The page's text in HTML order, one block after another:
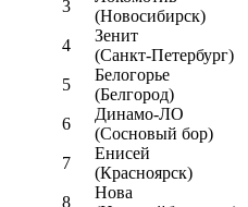
3
(Новосибирск)
4
Зенит
(Санкт-Петербург)
5
Белогорье
(Белгород)
6
Динамо-ЛО
(Сосновый бор)
7
Енисей
(Красноярск)
8
Нова